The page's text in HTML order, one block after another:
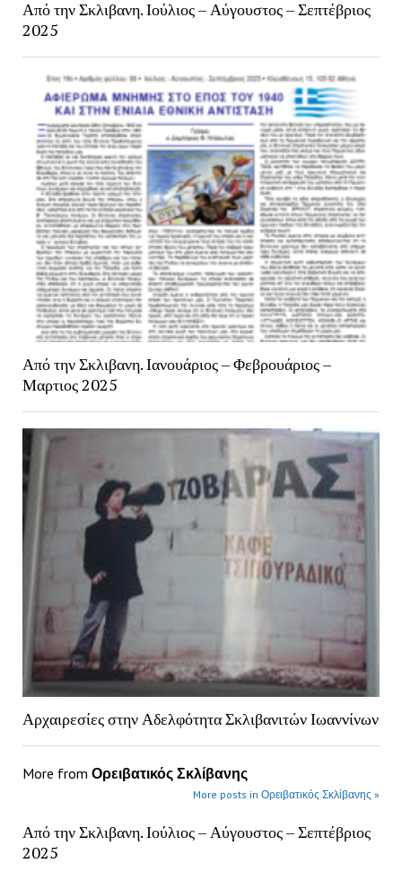
Από την Σκλιβανη. Ιούλιος – Αύγουστος – Σεπτέβριος
2025
Από την Σκλιβανη. Ιανουάριος – Φεβρουάριος –
Μαρτιος 2025
Αρχαιρεσίες στην Αδελφότητα Σκλιβανιτών Ιωαννίνων
More from Ορειβατικός Σκλίβανης
More posts in Ορειβατικός Σκλίβανης »
Από την Σκλιβανη. Ιούλιος – Αύγουστος – Σεπτέβριος
2025